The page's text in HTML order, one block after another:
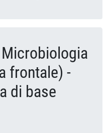
frontale) -
di base